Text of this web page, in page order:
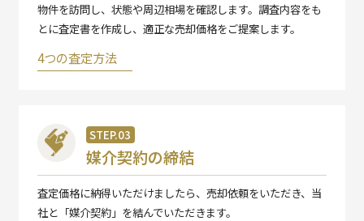
物件を訪問し、状態や周辺相場を確認します。調査内容をも
とに査定書を作成し、適正な売却価格をご提案します。
4つの査定方法
STEP.03
媒介契約の締結
査定価格に納得いただけましたら、売却依頼をいただき、当
社と「媒介契約」を結んでいただきます。